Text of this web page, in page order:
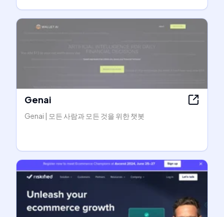
Genai
Genai | 모든 사람과 모든 것을 위한 챗봇